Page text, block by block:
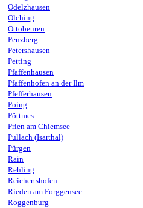
Odelzhausen
Olching
Ottobeuren
Penzberg
Petershausen
Petting
Pfaffenhausen
Pfaffenhofen an der Ilm
Pfefferhausen
Poing
Pöttmes
Prien am Chiemsee
Pullach (Isarthal)
Pürgen
Rain
Rehling
Reichertshofen
Rieden am Forggensee
Roggenburg